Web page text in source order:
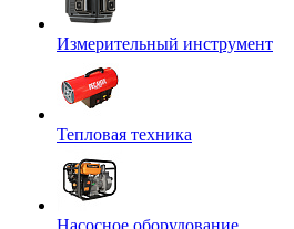
Измерительный инструмент
Тепловая техника
Насосное оборудование